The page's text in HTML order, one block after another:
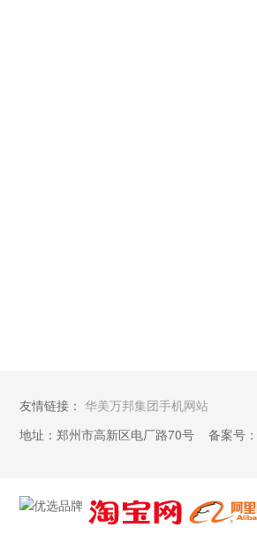
友情链接： 华美万邦集团手机网站
地址：郑州市高新区电厂路70号 备案号：